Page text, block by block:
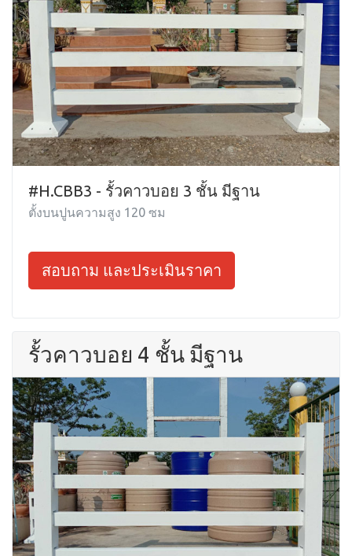
#H.CBB3 - รั้วคาวบอย 3 ชั้น มีฐาน
ตั้งบนปูนความสูง 120 ซม
สอบถาม และประเมินราคา
รั้วคาวบอย 4 ชั้น มีฐาน